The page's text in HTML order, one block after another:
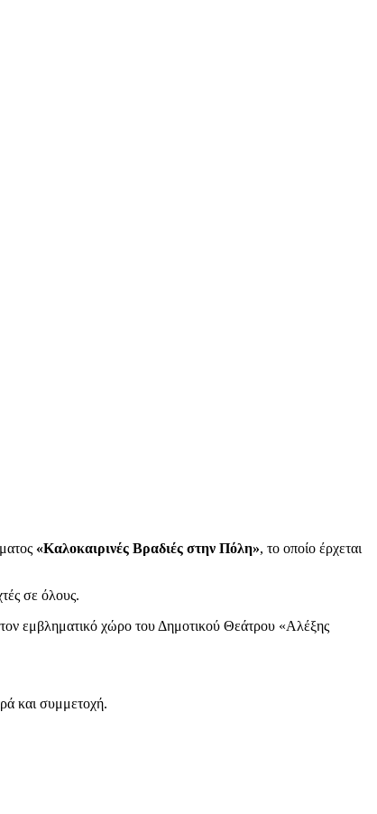
«Καλοκαιρινές Βραδιές στην Πόλη», το οποίο έρχεται
σε όλους.
εμβληματικό χώρο του Δημοτικού Θεάτρου «Αλέξης
και συμμετοχή.